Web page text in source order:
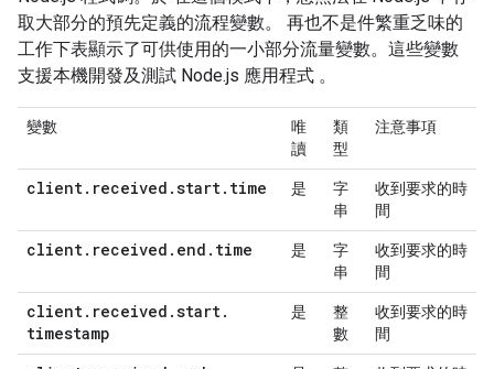
取大部分的預先定義的流程變數。 再也不是件繁重乏味的
工作下表顯示了可供使用的一小部分流量變數。這些變數
支援本機開發及測試 Node.js 應用程式 。
變數
唯
讀
類
型
注意事項
client. received .start. time 是
字
串
收到要求的時
間
client. received . end . time 是
字
串
收到要求的時
間
client. received .start.
timestamp
是
整
數
收到要求的時
間